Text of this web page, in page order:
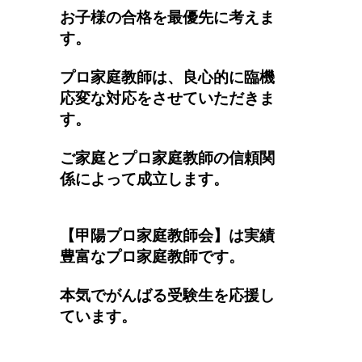
お子様の合格を最優先に考えま
す。
プロ家庭教師は、良心的に臨機
応変な対応をさせていただきま
す。
ご家庭とプロ家庭教師の信頼関
係によって成立します。
【甲陽プロ家庭教師会】は実績
豊富なプロ家庭教師です。
本気でがんばる受験生を応援し
ています。